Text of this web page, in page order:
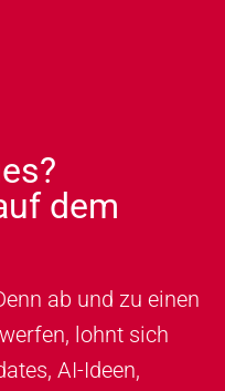
dem
ab und zu einen
lohnt sich
AI-Ideen,